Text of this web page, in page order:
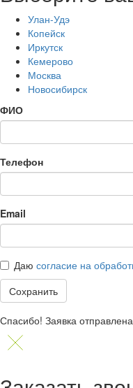
Улан-Удэ
Копейск
Иркутск
Кемерово
Москва
Новосибирск
ФИО
Телефон
Email
Даю согласие на
Сохранить
Спасибо! Заявка